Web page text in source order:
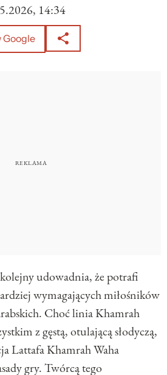
14:34
Google
udowadnia, że potrafi
wymagających miłośników
Choć linia Khamrah
z gęstą, otulającą słodyczą,
Lattafa Khamrah Waha
gry. Twórcą tego